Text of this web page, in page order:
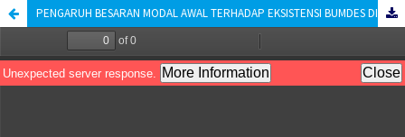
PENGARUH BESARAN MODAL AWAL TERHADAP EKSISTENSI BUMDES DI KABUPATEN SUMENEP